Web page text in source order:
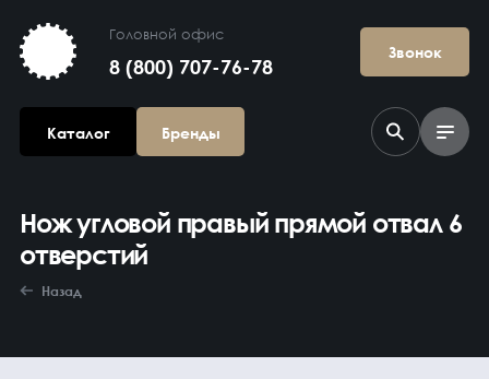
Головной офис
8 (800) 707-76-78
Звонок
Каталог Бренды
Нож угловой правый прямой отвал 6
отверстий
Назад